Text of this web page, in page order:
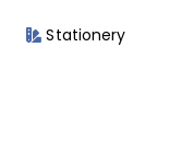
Stationery